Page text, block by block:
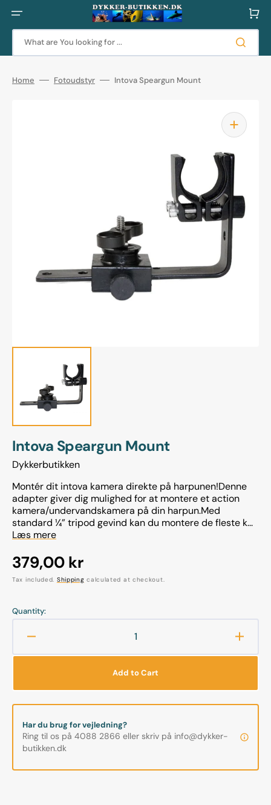
content
What are You looking for ...
Cart
Home Fotoudstyr Intova Speargun Mount
Open
media
1
in
gallery
Intova Speargun Mount
Dykkerbutikken
Montér dit intova kamera direkte på harpunen!Denne
adapter giver dig mulighed for at montere et action
kamera/undervandskamera på din harpun.Med
standard ¼” tripod gevind kan du montere de fleste k...
Læs mere
Regular
price
379,00 kr
Tax included. Shipping calculated at checkout.
Quantity:
quantity
Speargun
Mount
Mount
Add to Cart
Har du brug for vejledning?
Ring til os på 4088 2866 eller skriv på info@dykker-
butikken.dk